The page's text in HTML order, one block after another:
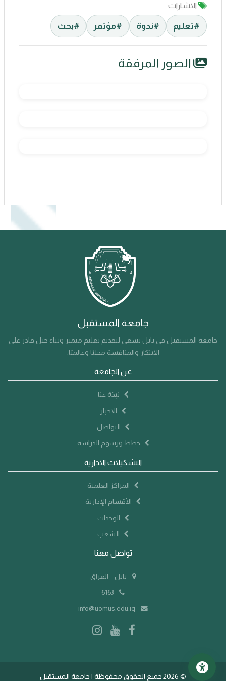
الاشارات
#تعليم #ندوة #مؤتمر #بحث
الصور المرفقة
جامعة المستقبل
جامعة المستقبل في بابل تسعى لتقديم تعليم متميز وبناء جيل قادر على
الابتكار والمنافسة محليًا وعالميًا.
عن الجامعة
نبذة عنا
الاخبار
التواصل
خطط ورسوم الدراسة
التشكيلات الادارية
المراكز العلمية
الأقسام الإدارية
الوحدات
الشعب
تواصل معنا
بابل – العراق
info@uomus.edu.iq
© 2026 جميع الحقوق محفوظة | جامعة المستقبل